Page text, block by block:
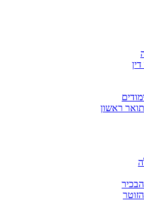
ראשון